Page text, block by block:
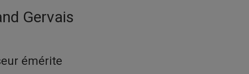
Gervais
émérite